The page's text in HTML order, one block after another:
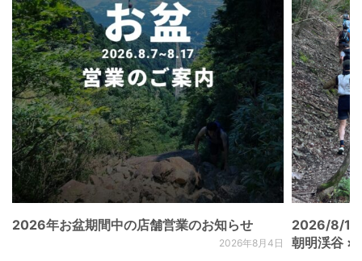
2026年お盆期間中の店舗営業のお知らせ
2026年8月4日
2026/8/
朝明渓谷 ×